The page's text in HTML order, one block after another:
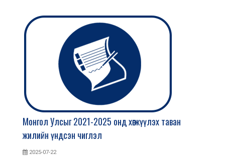
Монгол Улсыг 2021-2025 онд хөгжүүлэх таван
жилийн үндсэн чиглэл
2025-07-22